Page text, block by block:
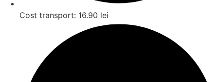
Cost transport: 16.90 lei